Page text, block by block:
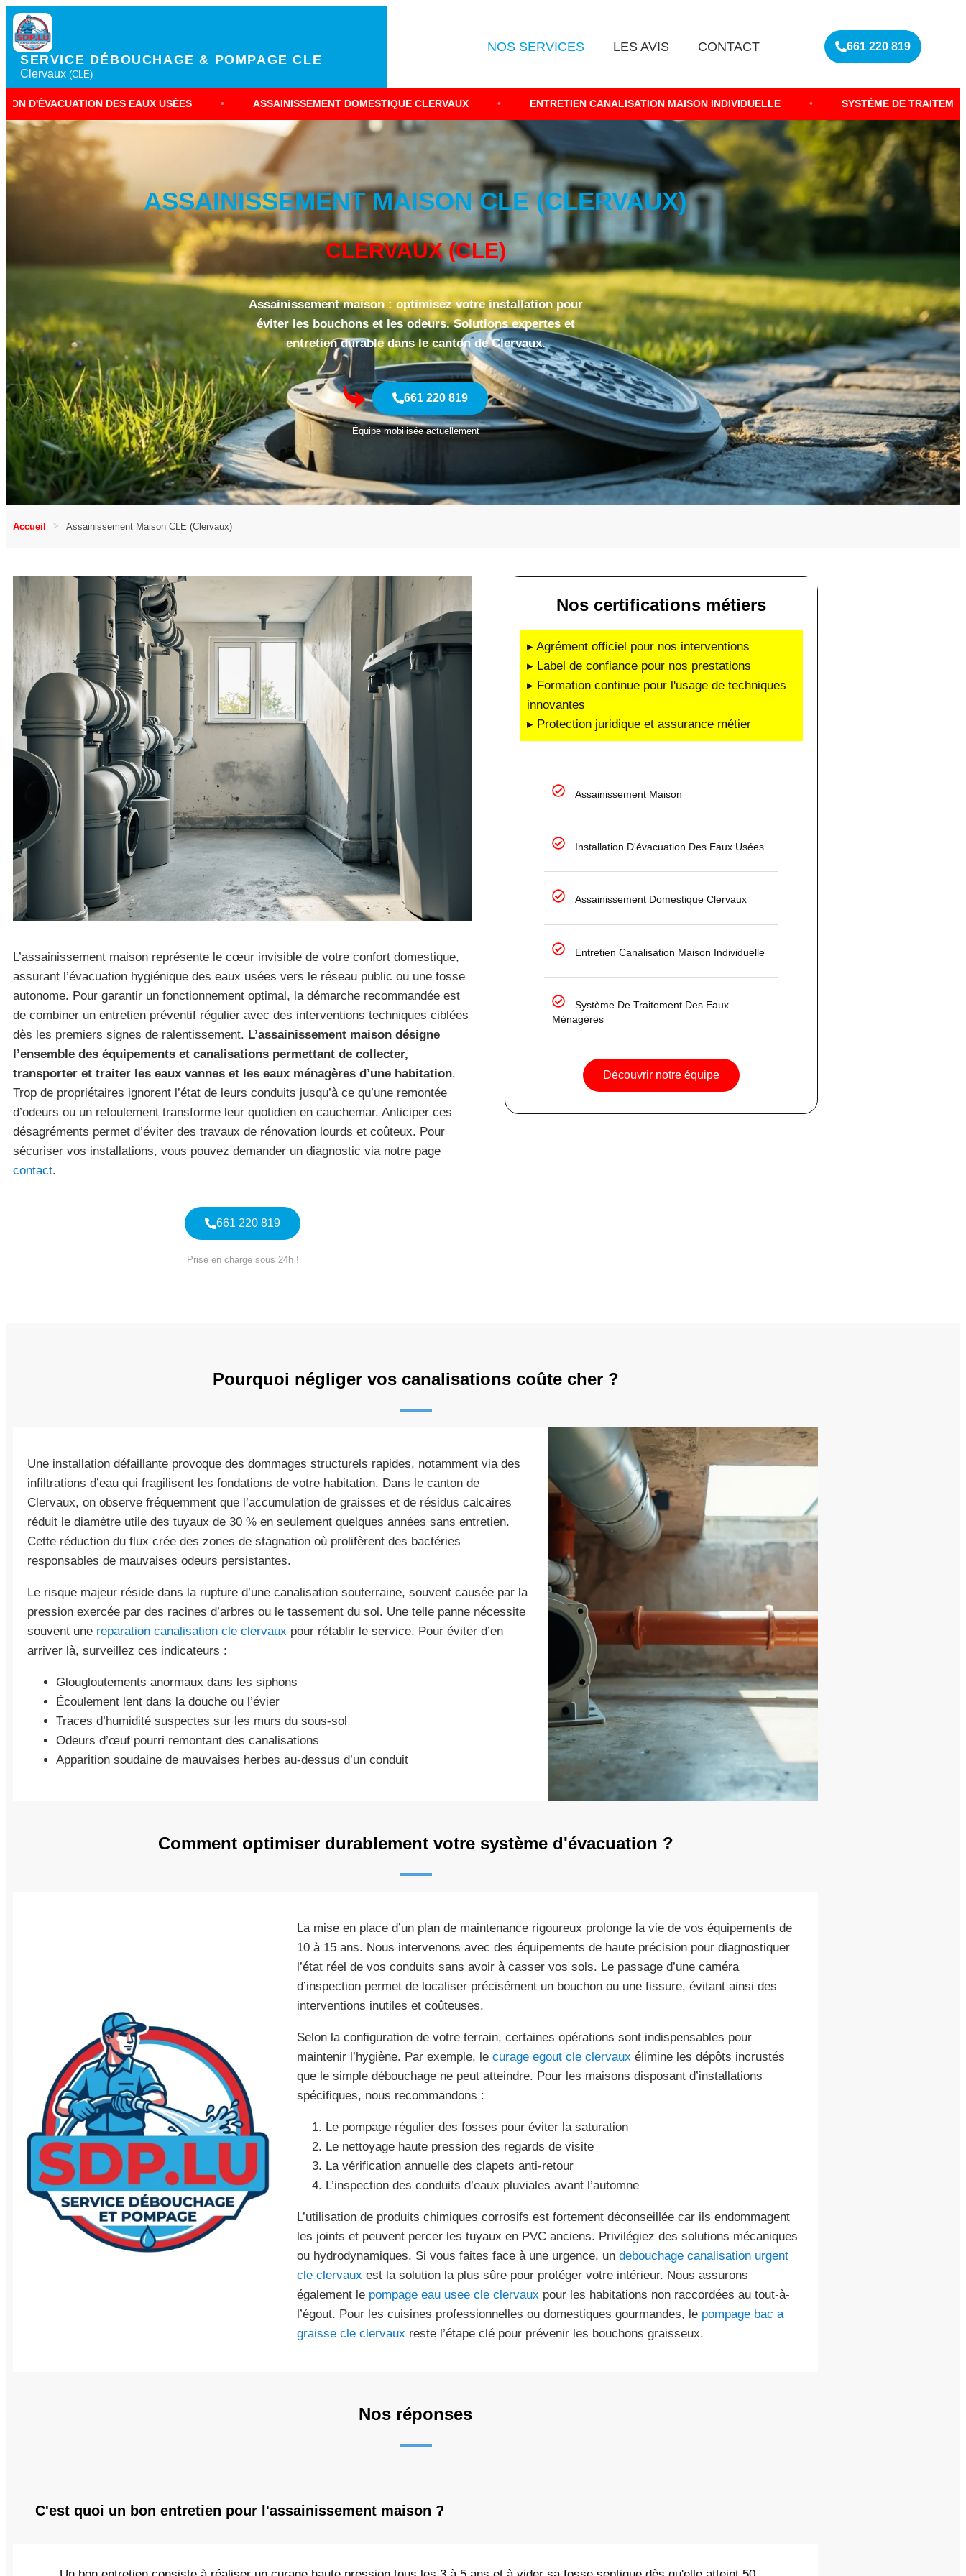
SERVICE DÉBOUCHAGE & POMPAGE CLE
Clervaux (CLE)
NOS SERVICES LES AVIS CONTACT 661 220 819
DES EAUX USÉES • ASSAINISSEMENT DOMESTIQUE CLERVAUX • ENTRETIEN CANALISATION MAISON INDIVIDUELLE • SYSTÈME DE TRAITEMENT DES EAUX
ASSAINISSEMENT MAISON CLE (CLERVAUX)
CLERVAUX (CLE)
Assainissement maison : optimisez votre installation pour
éviter les bouchons et les odeurs. Solutions expertes et
entretien durable dans le canton de Clervaux.
661 220 819
Équipe mobilisée actuellement
Accueil Assainissement Maison CLE (Clervaux)
L’assainissement maison représente le cœur invisible de votre confort domestique,
assurant l’évacuation hygiénique des eaux usées vers le réseau public ou une fosse
autonome. Pour garantir un fonctionnement optimal, la démarche recommandée est
de combiner un entretien préventif régulier avec des interventions techniques ciblées
dès les premiers signes de ralentissement. L’assainissement maison désigne
l’ensemble des équipements et canalisations permettant de collecter,
transporter et traiter les eaux vannes et les eaux ménagères d’une habitation.
Trop de propriétaires ignorent l’état de leurs conduits jusqu’à ce qu’une remontée
d’odeurs ou un refoulement transforme leur quotidien en cauchemar. Anticiper ces
désagréments permet d’éviter des travaux de rénovation lourds et coûteux. Pour
sécuriser vos installations, vous pouvez demander un diagnostic via notre page
contact.
661 220 819
Prise en charge sous 24h !
Nos certifications métiers
▸ Agrément officiel pour nos interventions
▸ Label de confiance pour nos prestations
▸ Formation continue pour l'usage de techniques
innovantes
▸ Protection juridique et assurance métier
Assainissement Maison
Installation D'évacuation Des Eaux Usées
Assainissement Domestique Clervaux
Entretien Canalisation Maison Individuelle
Système De Traitement Des Eaux
Ménagères
Découvrir notre équipe
Pourquoi négliger vos canalisations coûte cher ?
Une installation défaillante provoque des dommages structurels rapides, notamment via des
infiltrations d’eau qui fragilisent les fondations de votre habitation. Dans le canton de
Clervaux, on observe fréquemment que l’accumulation de graisses et de résidus calcaires
réduit le diamètre utile des tuyaux de 30 % en seulement quelques années sans entretien.
Cette réduction du flux crée des zones de stagnation où prolifèrent des bactéries
responsables de mauvaises odeurs persistantes.
Le risque majeur réside dans la rupture d’une canalisation souterraine, souvent causée par la
pression exercée par des racines d’arbres ou le tassement du sol. Une telle panne nécessite
souvent une reparation canalisation cle clervaux pour rétablir le service. Pour éviter d’en
arriver là, surveillez ces indicateurs :
Glougloutements anormaux dans les siphons
Écoulement lent dans la douche ou l’évier
Traces d’humidité suspectes sur les murs du sous-sol
Odeurs d’œuf pourri remontant des canalisations
Apparition soudaine de mauvaises herbes au-dessus d’un conduit
Comment optimiser durablement votre système d'évacuation ?
La mise en place d’un plan de maintenance rigoureux prolonge la vie de vos équipements de
10 à 15 ans. Nous intervenons avec des équipements de haute précision pour diagnostiquer
l’état réel de vos conduits sans avoir à casser vos sols. Le passage d’une caméra
d’inspection permet de localiser précisément un bouchon ou une fissure, évitant ainsi des
interventions inutiles et coûteuses.
Selon la configuration de votre terrain, certaines opérations sont indispensables pour
maintenir l’hygiène. Par exemple, le curage egout cle clervaux élimine les dépôts incrustés
que le simple débouchage ne peut atteindre. Pour les maisons disposant d’installations
spécifiques, nous recommandons :
Le pompage régulier des fosses pour éviter la saturation
Le nettoyage haute pression des regards de visite
La vérification annuelle des clapets anti-retour
L’inspection des conduits d’eaux pluviales avant l’automne
L’utilisation de produits chimiques corrosifs est fortement déconseillée car ils endommagent
les joints et peuvent percer les tuyaux en PVC anciens. Privilégiez des solutions mécaniques
ou hydrodynamiques. Si vous faites face à une urgence, un debouchage canalisation urgent
cle clervaux est la solution la plus sûre pour protéger votre intérieur. Nous assurons
également le pompage eau usee cle clervaux pour les habitations non raccordées au tout-à-
l’égout. Pour les cuisines professionnelles ou domestiques gourmandes, le pompage bac a
graisse cle clervaux reste l’étape clé pour prévenir les bouchons graisseux.
Nos réponses
C'est quoi un bon entretien pour l'assainissement maison ?